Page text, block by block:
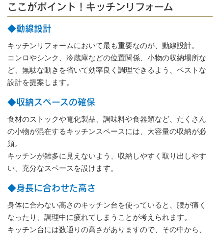
ここがポイント！キッチンリフォーム
◆動線設計
キッチンリフォームにおいて最も重要なのが、動線設計。
コンロやシンク、冷蔵庫などの位置関係、小物の収納場所な
ど、無駄な動きを省いて効率良く調理できるよう、ベストな
設計を提案します。
◆収納スペースの確保
食材のストックや電化製品、調味料や食器類など、たくさん
の小物が混在するキッチンスペースには、大容量の収納が必
須。
キッチンが雑多に見えないよう、収納しやすく取り出しやす
い、充分なスペースを設けます。
◆身長に合わせた高さ
身体に合わない高さのキッチン台を使っていると、腰が痛く
なったり、調理中に疲れてしまうことが考えられます。
キッチン台には数通りの高さがありますので、その中から、